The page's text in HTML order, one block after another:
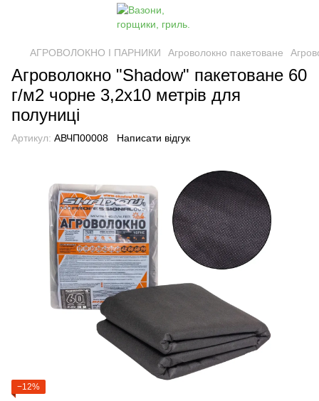
АГРОВОЛОКНО І ПАРНИКИ Агроволокно пакетоване
Агроволокно "Shadow" пакетоване 60
г/м2 чорне 3,2х10 метрів для
полуниці
Артикул: АВЧП00008 Написати відгук
−12%